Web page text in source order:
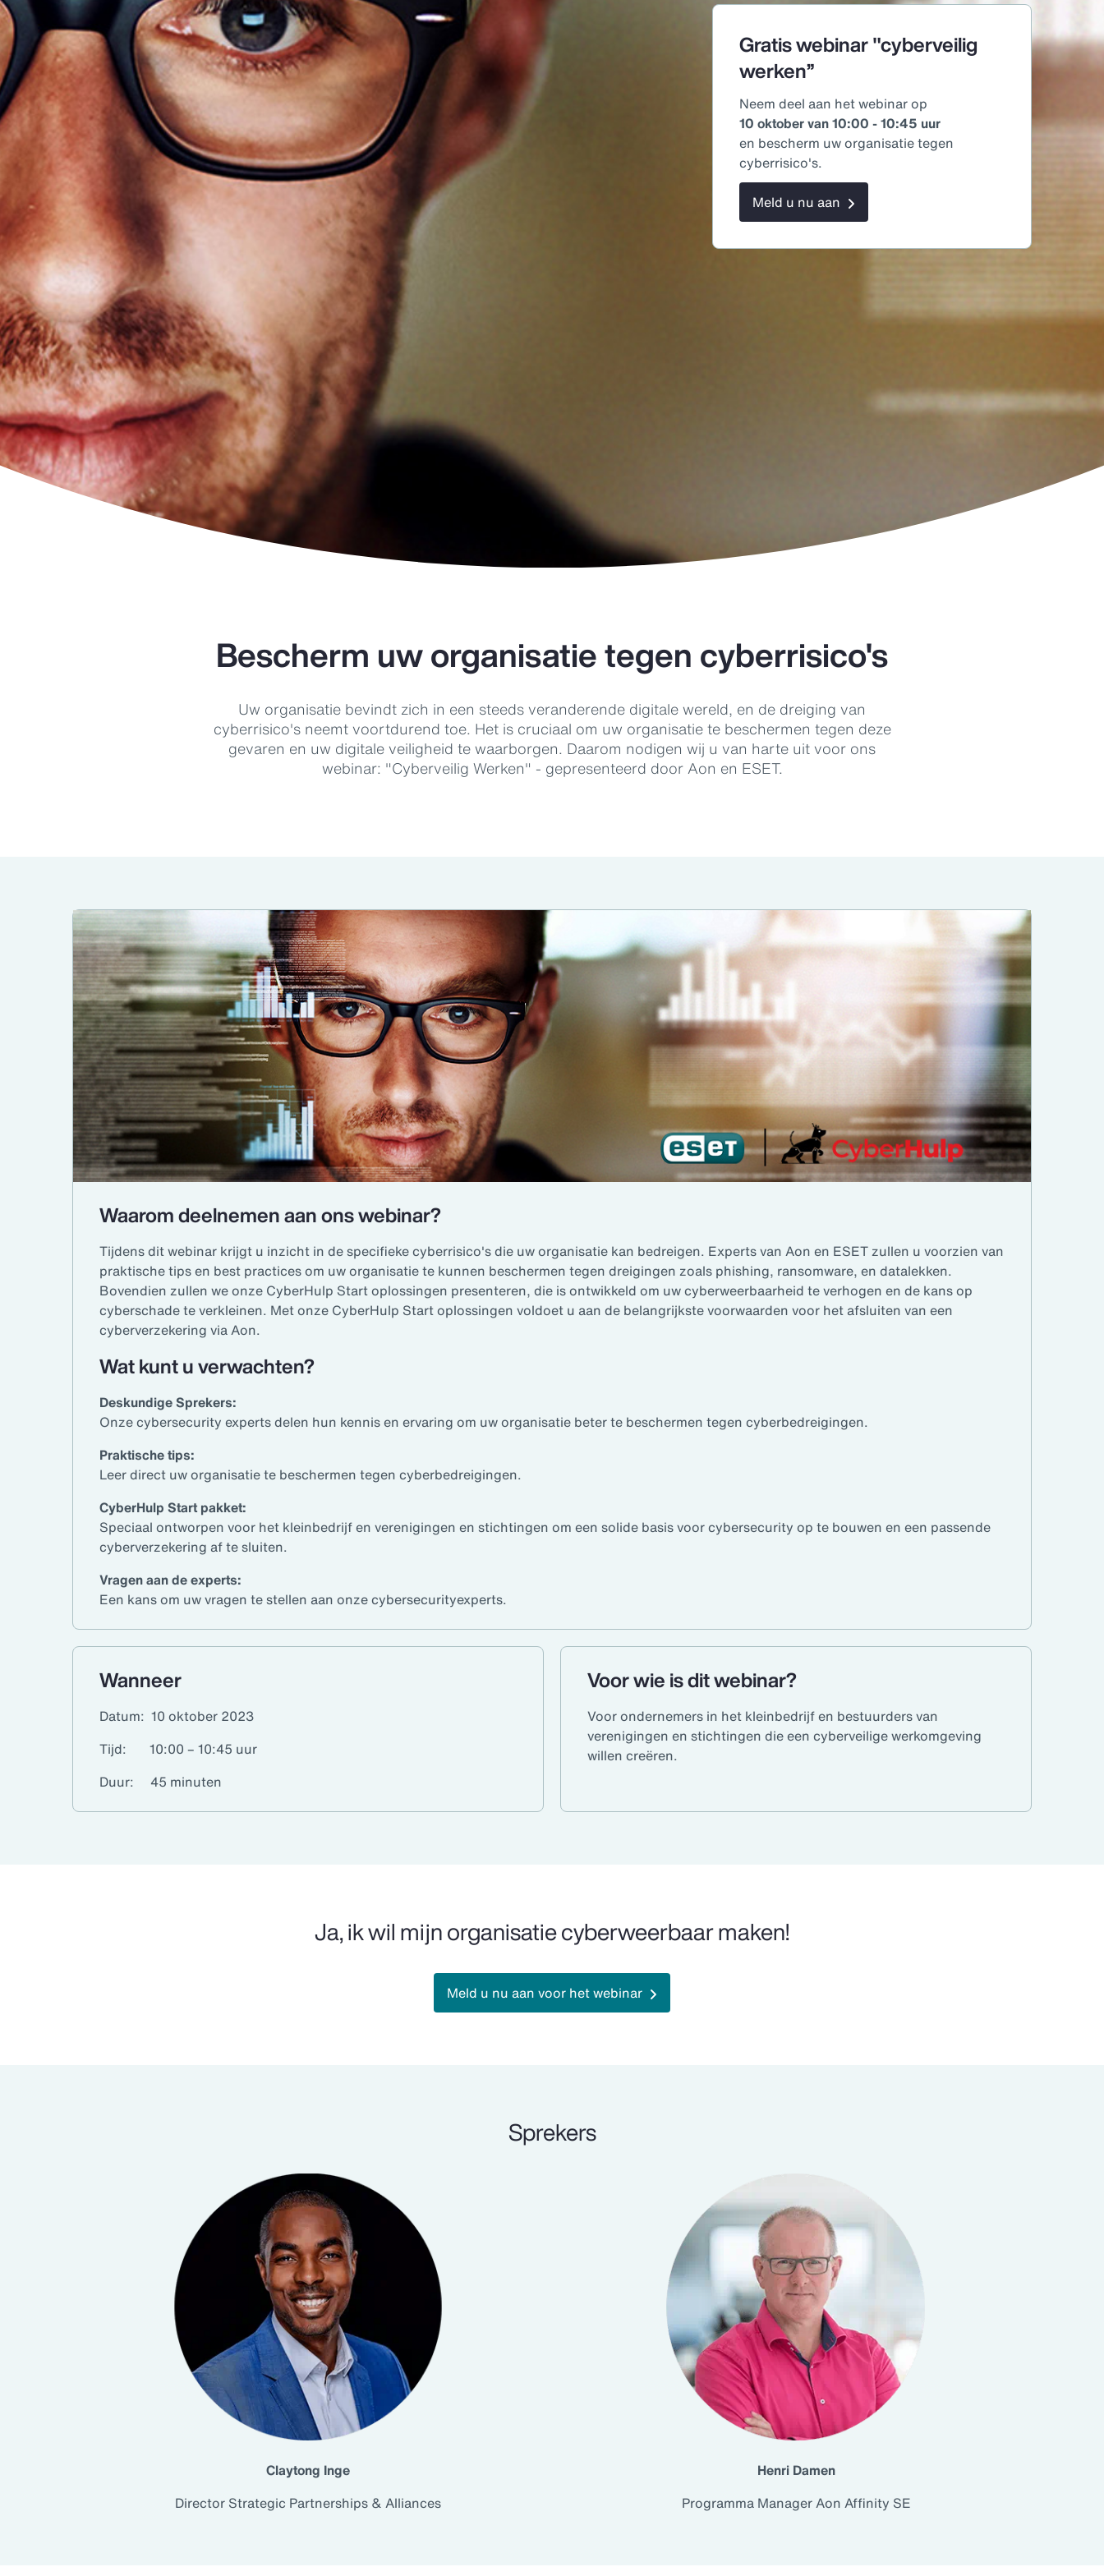
Gratis webinar "cyberveilig
werken”
Neem deel aan het webinar op
10 oktober van 10:00 - 10:45 uur
en bescherm uw organisatie tegen
cyberrisico's.
Meld u nu aan
Bescherm uw organisatie tegen cyberrisico's
Uw organisatie bevindt zich in een steeds veranderende digitale wereld, en de dreiging van
cyberrisico's neemt voortdurend toe. Het is cruciaal om uw organisatie te beschermen tegen deze
gevaren en uw digitale veiligheid te waarborgen. Daarom nodigen wij u van harte uit voor ons
webinar: "Cyberveilig Werken" - gepresenteerd door Aon en ESET.
Waarom deelnemen aan ons webinar?
Tijdens dit webinar krijgt u inzicht in de specifieke cyberrisico's die uw organisatie kan bedreigen. Experts van Aon en ESET zullen u voorzien van
praktische tips en best practices om uw organisatie te kunnen beschermen tegen dreigingen zoals phishing, ransomware, en datalekken.
Bovendien zullen we onze CyberHulp Start oplossingen presenteren, die is ontwikkeld om uw cyberweerbaarheid te verhogen en de kans op
cyberschade te verkleinen. Met onze CyberHulp Start oplossingen voldoet u aan de belangrijkste voorwaarden voor het afsluiten van een
cyberverzekering via Aon.
Wat kunt u verwachten?
Deskundige Sprekers:
Onze cybersecurity experts delen hun kennis en ervaring om uw organisatie beter te beschermen tegen cyberbedreigingen.
Praktische tips:
Leer direct uw organisatie te beschermen tegen cyberbedreigingen.
CyberHulp Start pakket:
Speciaal ontworpen voor het kleinbedrijf en verenigingen en stichtingen om een solide basis voor cybersecurity op te bouwen en een passende
cyberverzekering af te sluiten.
Vragen aan de experts:
Een kans om uw vragen te stellen aan onze cybersecurityexperts.
Wanneer
Datum: 10 oktober 2023
Tijd: 10:00 – 10:45 uur
Duur: 45 minuten
Voor wie is dit webinar?
Voor ondernemers in het kleinbedrijf en bestuurders van
verenigingen en stichtingen die een cyberveilige werkomgeving
willen creëren.
Ja, ik wil mijn organisatie cyberweerbaar maken!
Meld u nu aan voor het webinar
Sprekers
Claytong Inge
Director Strategic Partnerships & Alliances
Henri Damen
Programma Manager Aon Affinity SE